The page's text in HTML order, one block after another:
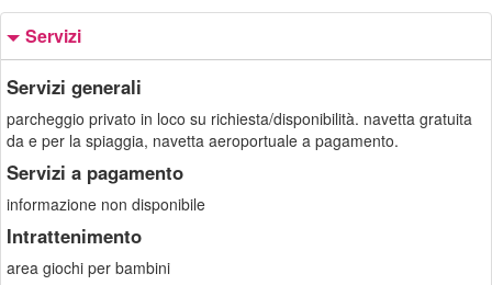
Servizi
Servizi generali
parcheggio privato in loco su richiesta/disponibilità. navetta gratuita
da e per la spiaggia, navetta aeroportuale a pagamento.
Servizi a pagamento
informazione non disponibile
Intrattenimento
area giochi per bambini